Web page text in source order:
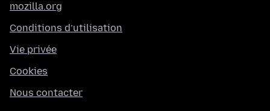
mozilla.org
Conditions d’utilisation
Vie privée
Cookies
Nous contacter